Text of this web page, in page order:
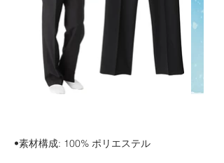
•素材構成: 100% ポリエステル